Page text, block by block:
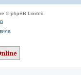
© phpBB Limited